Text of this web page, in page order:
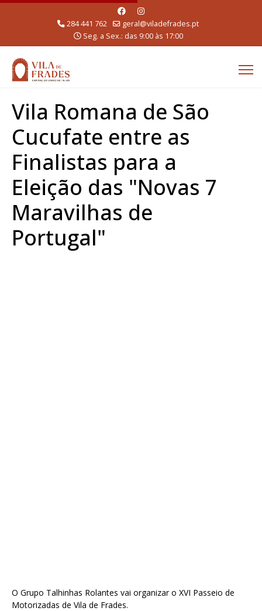
284 441 762
geral@viladefrades.pt
Seg. a Sex.: das 9:00 às 17:00
Vila Romana de São
Cucufate entre as
Finalistas para a
Eleição das "Novas 7
Maravilhas de
Portugal"
O Grupo Talhinhas Rolantes vai organizar o XVI Passeio de
Motorizadas de Vila de Frades.